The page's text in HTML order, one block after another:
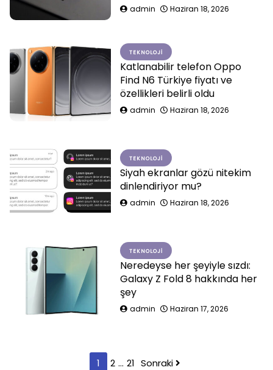
admin Haziran 18, 2026
TEKNOLOJI
Katlanabilir telefon Oppo
Find N6 Türkiye fiyatı ve
özellikleri belirli oldu
admin Haziran 18, 2026
TEKNOLOJI
Siyah ekranlar gözü nitekim
dinlendiriyor mu?
admin Haziran 18, 2026
TEKNOLOJI
Neredeyse her şeyiyle sızdı:
Galaxy Z Fold 8 hakkında her
şey
admin Haziran 17, 2026
1 2 … 21 Sonraki